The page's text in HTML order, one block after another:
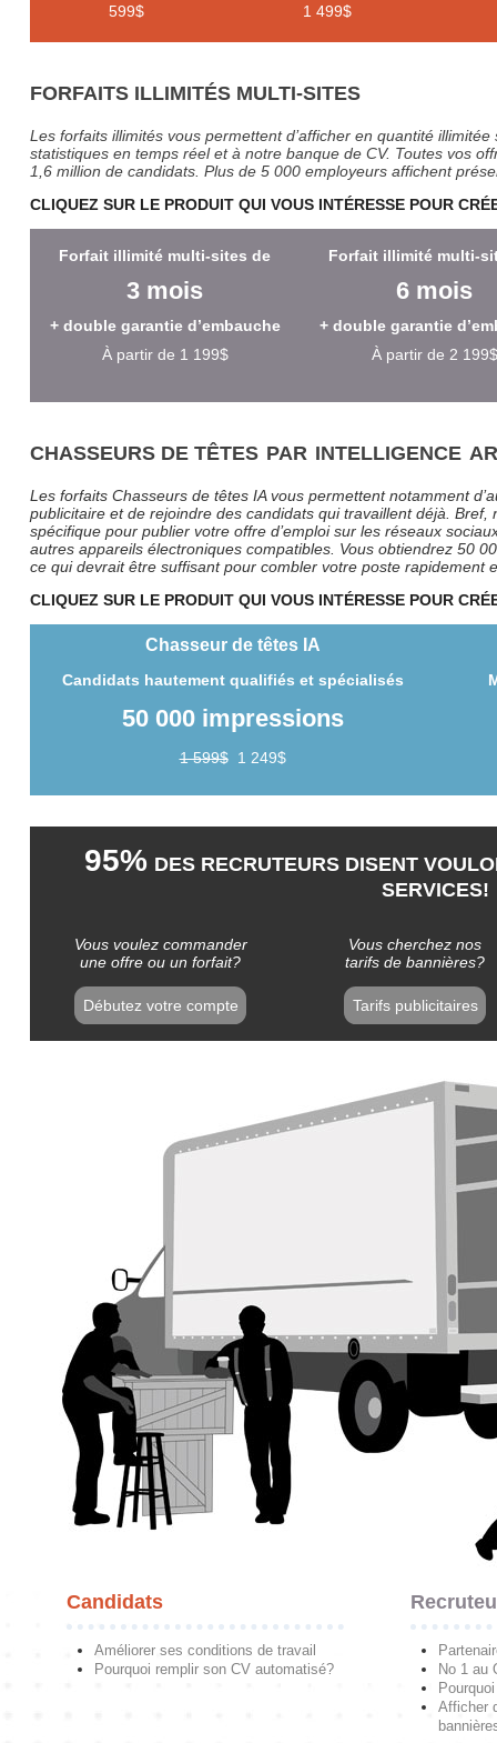
599$
1 499$
FORFAITS ILLIMITÉS MULTI-SITES
Les forfaits illimités vous permettent d’afficher en quantité
statistiques en temps réel et à notre banque de CV. Toutes vos
1,6 million de candidats. Plus de 5 000 employeurs affichent
CLIQUEZ SUR LE PRODUIT QUI VOUS INTÉRESSE POUR
Forfait illimité multi-sites de
3 mois
+ double garantie d’embauche
À partir de 1 199$
Forfait illimité multi-
6 mois
+ double garantie
À partir de 2 199$
CHASSEURS DE TÊTES PAR INTELLIGENCE
Les forfaits Chasseurs de têtes IA vous permettent notamment
publicitaire et de rejoindre des candidats qui travaillent déjà.
spécifique pour publier votre offre d’emploi sur les réseaux
autres appareils électroniques compatibles. Vous obtiendrez 50
ce qui devrait être suffisant pour combler votre poste rapidement
CLIQUEZ SUR LE PRODUIT QUI VOUS INTÉRESSE POUR
Chasseur de têtes IA
Candidats hautement qualifiés et spécialisés
50 000 impressions
1 599$1 249$
95% DES RECRUTEURS DISENT
SERVICES!
Vous voulez commander
une offre ou un forfait?
Vous cherchez nos
tarifs de bannières?
Candidats
Améliorer ses conditions de travail
Pourquoi remplir son CV automatisé?
No 1 au
Afficher